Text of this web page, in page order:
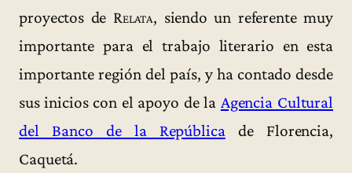
proyectos de Relata, siendo un referente muy
importante para el trabajo literario en esta
importante región del país, y ha contado desde
sus inicios con el apoyo de la Agencia Cultural
del Banco de la Repúblicade Florencia,
Caquetá.